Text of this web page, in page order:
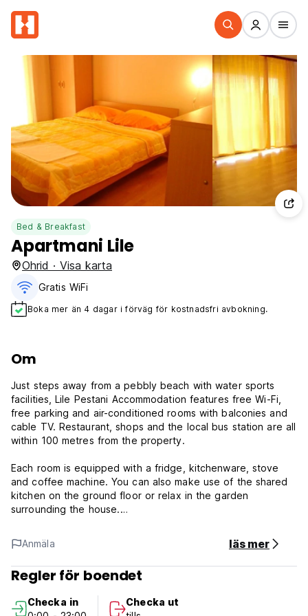
Bed & Breakfast
Apartmani Lile
Ohrid · Visa karta
Gratis WiFi
Boka mer än 4 dagar i förväg för kostnadsfri avbokning.
Om
Just steps away from a pebbly beach with water sports
facilities, Lile Pestani Accommodation features free Wi-Fi,
free parking and air-conditioned rooms with balconies and
cable TV. Restaurant, shops and the local bus station are all
within 100 metres from the property.
Each room is equipped with a fridge, kitchenware, stove
and coffee machine. You can also make use of the shared
kitchen on the ground floor or relax in the garden
surrounding the house.
Car, bike and boat rental services are available in the
nearest vicinity. Boat excursions to Ohrid are offered as
well. Peštani Museum on water is 2 km away, while the
historic Saint Naum Monastery is at a distance of 17 km.
Peštani is set at the foot of Galičica Mountain National Park,
Anmäla läs mer
Regler för boendet
Checka in
Checka ut